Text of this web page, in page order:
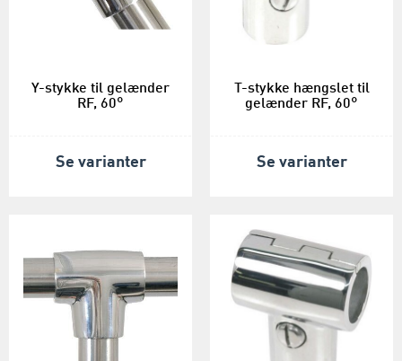
Y-stykke til gelænder
RF, 60°
Se varianter
T-stykke hængslet til
gelænder RF, 60°
Se varianter